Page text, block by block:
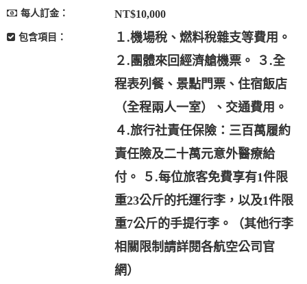
每人訂金： NT$10,000
包含項目：
１.機場稅、燃料稅雜支等費用。
２.團體來回經濟艙機票。 ３.全
程表列餐、景點門票、住宿飯店
（全程兩人一室）、交通費用。
４.旅行社責任保險：三百萬履約
責任險及二十萬元意外醫療給
付。 ５.每位旅客免費享有1件限
重23公斤的托運行李，以及1件限
重7公斤的手提行李。（其他行李
相關限制請詳閱各航空公司官
網）